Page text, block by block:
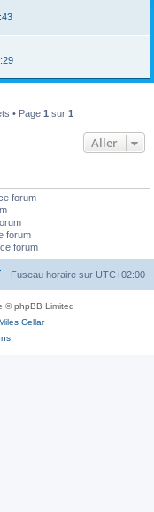
• Page 1 sur 1
Aller
forum
forum
forum
Fuseau horaire sur UTC+02:00
© phpBB Limited
Cellar